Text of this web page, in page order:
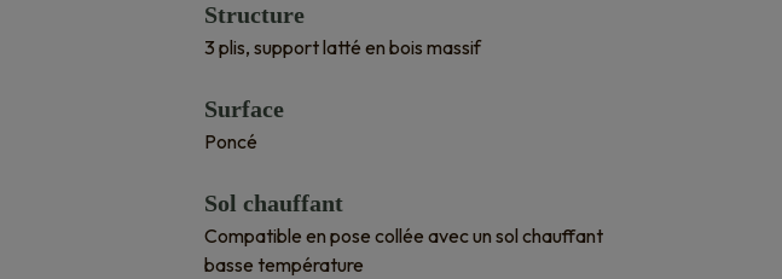
Structure
3 plis, support latté en bois massif
Surface
Poncé
Sol chauffant
Compatible en pose collée avec un sol chauffant
basse température